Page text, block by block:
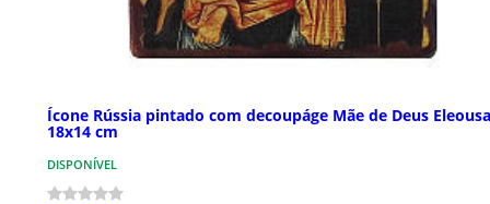
Ícone Rússia pintado com decoupáge Mãe de Deus Eleousa
18x14 cm
DISPONÍVEL